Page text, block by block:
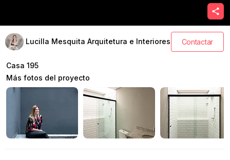
Lucilla Mesquita Arquitetura e Interiores Contactar
Casa 195
Más fotos del proyecto